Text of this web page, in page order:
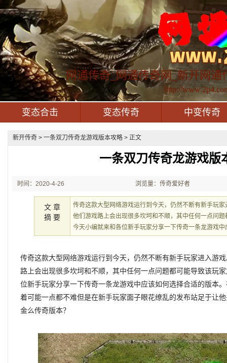
网通传奇_网通传奇网_新开网通
http://
变态合击 变态传奇 中变传奇
新开传奇 > 一条双刀传奇龙游戏版本攻略 > 正文
一条双刀传奇龙游戏版
时间：2020-4-26
23:00:37
浏览量：传奇爱好者
文 章
摘 要
传奇这款大型网络游戏运行到今天，仍然不断有新手玩
他们游戏路上会出现很多坎坷和不顺，其中任何一点问
今天小编就来和各位新手玩家分享一下传奇一条龙游戏中
传奇这款大型网络游戏运行到今天，仍然不断有新手玩家进入游
路上会出现很多坎坷和不顺，其中任何一点问题都可能导致该玩
位新手玩家分享一下传奇一条龙游戏中应该如何选择合适的版本
着可能一点都不难但是在新手玩家面子眼花缭乱的发布站足于让
金么传奇版本？